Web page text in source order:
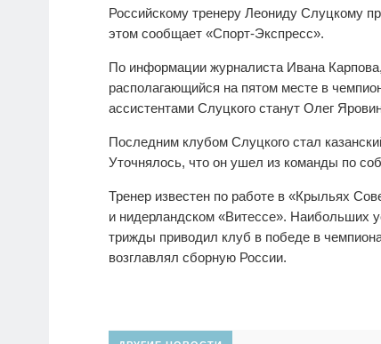
Российскому тренеру Леониду Слуцкому
этом сообщает «Спорт-Экспресс».
По информации журналиста Ивана
располагающийся на пятом месте в
ассистентами Слуцкого станут Олег
Последним клубом Слуцкого стал
Уточнялось, что он ушел из команды по
Тренер известен по работе в «Крыльях
и нидерландском «Витессе». Наибольших
трижды приводил клуб в победе в
возглавлял сборную России.